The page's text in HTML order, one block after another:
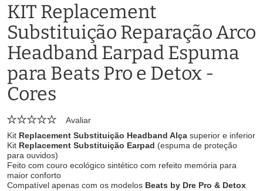
KIT Replacement
Substituição Reparação Arco
Headband Earpad Espuma
para Beats Pro e Detox -
Cores
Avaliar
Kit Replacement Substituição Headband Alça superior e inferior
Kit Replacement Substituição Earpad (espuma de proteção
para ouvidos)
Feito com couro ecológico sintético com refeito memória para
maior conforto
Compatível apenas com os modelos Beats by Dre Pro & Detox